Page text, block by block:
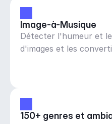
Image-à-Musique
Détecter l'humeur et
d'images et les
150+ genres et